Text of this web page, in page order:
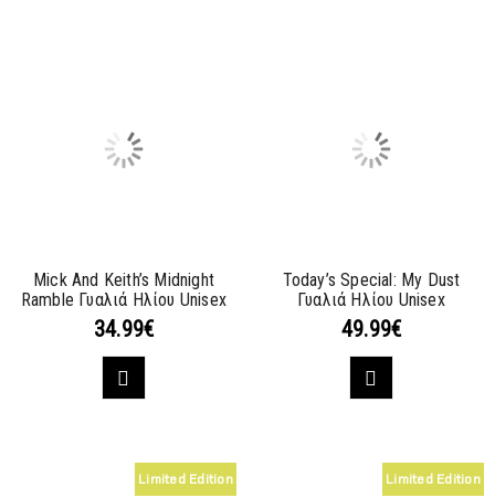
Mick And Keith’s Midnight
Ramble Γυαλιά Ηλίου Unisex
34.99€
Today’s Special: My Dust
Γυαλιά Ηλίου Unisex
49.99€
Limited Edition Limited Edition